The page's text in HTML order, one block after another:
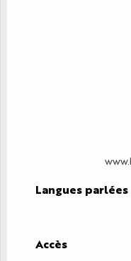
Langues parlées
Langues parlées
Accès
Accès